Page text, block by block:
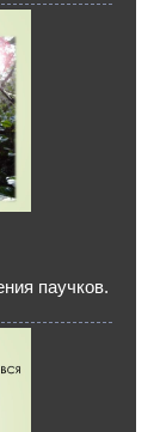
паучков.